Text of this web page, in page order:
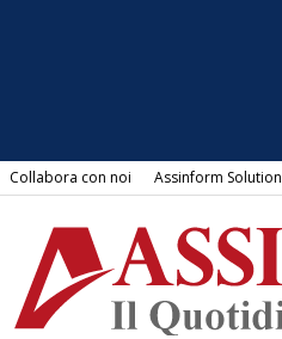
Collabora con noi Assinform